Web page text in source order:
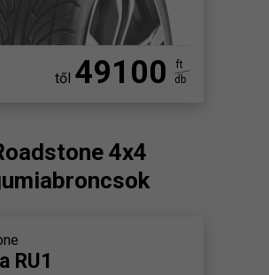
től 49100
ft
db
4x4
RU1